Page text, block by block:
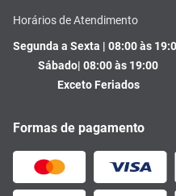
Horários de Atendimento
Segunda a Sexta | 08:00 às
Sábado| 08:00 às 19:00
Exceto Feriados
Formas de pagamento